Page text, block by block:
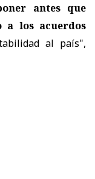
antes que
a los acuerdos
al país",